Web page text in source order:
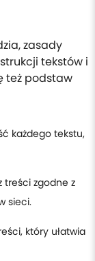
zasady
tekstów i
też podstaw
każdego tekstu,
treści zgodne z
sieci.
który ułatwia